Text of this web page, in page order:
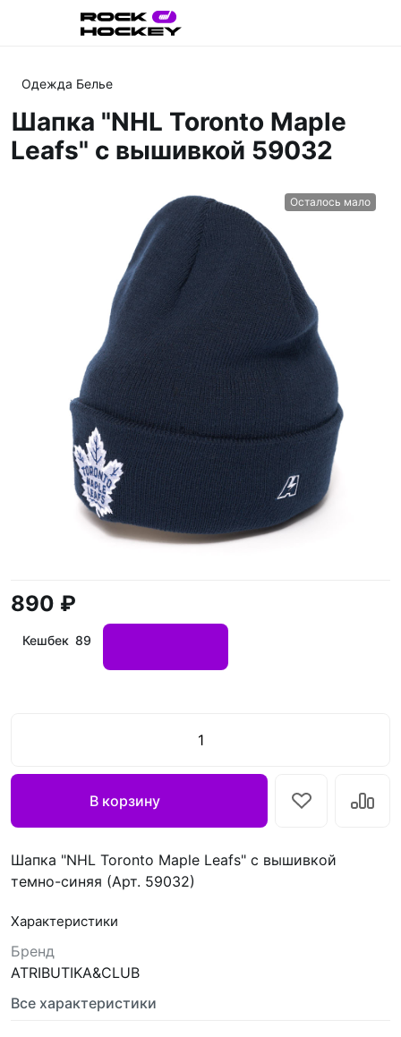
Одежда Белье
Шапка "NHL Toronto Maple
Leafs" с вышивкой 59032
Осталось мало
890 ₽
Кешбек 89
В корзину
Шапка "NHL Toronto Maple Leafs" с вышивкой
темно-синяя (Арт. 59032)
Характеристики
Бренд
ATRIBUTIKA&CLUB
Все характеристики